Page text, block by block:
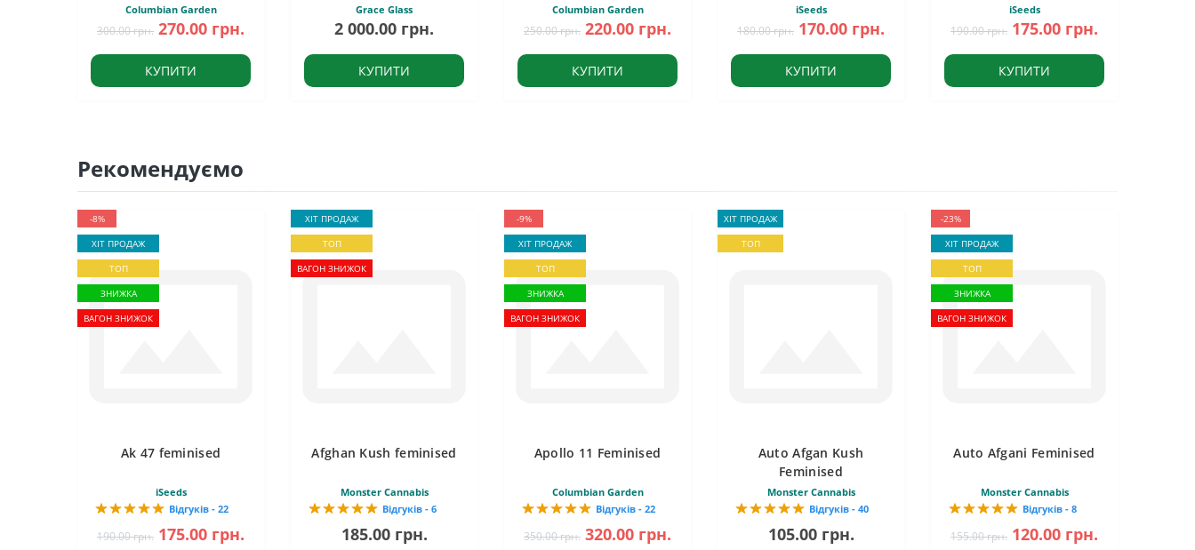
Columbian Garden
300.00 грн. 270.00 грн.
КУПИТИ
Grace Glass
2 000.00 грн.
КУПИТИ
Columbian Garden
250.00 грн. 220.00 грн.
КУПИТИ
iSeeds
180.00 грн. 170.00 грн.
КУПИТИ
iSeeds
190.00 грн. 175.00 грн.
КУПИТИ
Рекомендуємо
-8%
ХІТ ПРОДАЖ
ТОП
ЗНИЖКА
ВАГОН ЗНИЖОК
Ak 47 feminised
iSeeds
Відгуків - 22
190.00 грн. 175.00 грн.
ХІТ ПРОДАЖ
ТОП
ВАГОН ЗНИЖОК
Afghan Kush feminised
Monster Cannabis
Відгуків - 6
185.00 грн.
-9%
ХІТ ПРОДАЖ
ТОП
ЗНИЖКА
ВАГОН ЗНИЖОК
Apollo 11 Feminised
Columbian Garden
Відгуків - 22
350.00 грн. 320.00 грн.
ХІТ ПРОДАЖ
ТОП
Auto Afgan Kush
Feminised
Monster Cannabis
Відгуків - 40
105.00 грн.
-23%
ХІТ ПРОДАЖ
ТОП
ЗНИЖКА
ВАГОН ЗНИЖОК
Auto Afgani Feminised
Monster Cannabis
Відгуків - 8
155.00 грн. 120.00 грн.